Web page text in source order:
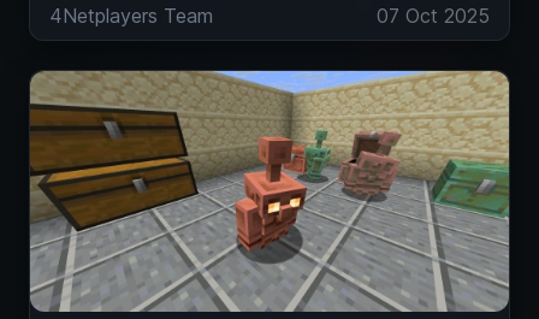
4Netplayers Team 07 Oct 2025